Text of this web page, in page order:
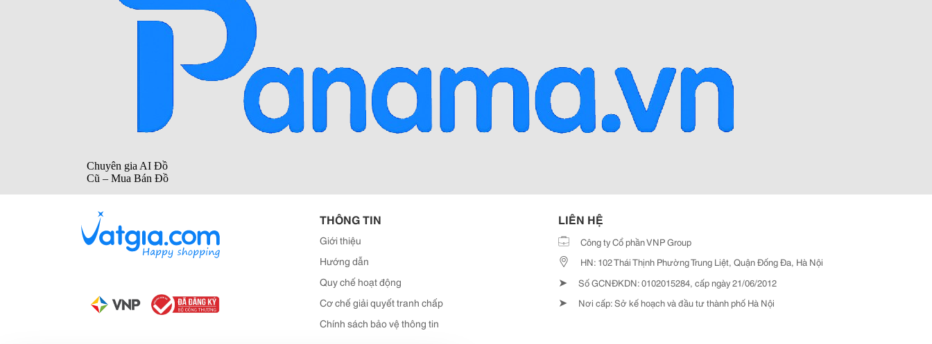
THÔNG TIN
Giới thiệu
Hướng dẫn
Quy chế hoạt động
Cơ chế giải quyết tranh chấp
Chính sách bảo vệ thông tin
LIÊN HỆ
Công ty Cổ phần VNP Group
HN: 102 Thái Thịnh Phường Trung Liệt, Quận Đống Đa, Hà Nội
➤ Số GCNĐKDN: 0102015284, cấp ngày 21/06/2012
➤ Nơi cấp: Sở kế hoạch và đầu tư thành phố Hà Nội